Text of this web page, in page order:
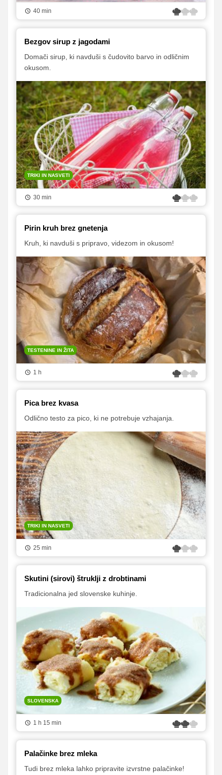
40 min
Bezgov sirup z jagodami
Domači sirup, ki navduši s čudovito barvo in odličnim
okusom.
TRIKI IN NASVETI
30 min
Pirin kruh brez gnetenja
Kruh, ki navduši s pripravo, videzom in okusom!
TESTENINE IN ŽITA
1 h
Pica brez kvasa
Odlično testo za pico, ki ne potrebuje vzhajanja.
TRIKI IN NASVETI
25 min
Skutini (sirovi) štruklji z drobtinami
Tradicionalna jed slovenske kuhinje.
SLOVENSKA
1 h 15 min
Palačinke brez mleka
Tudi brez mleka lahko pripravite izvrstne palačinke!